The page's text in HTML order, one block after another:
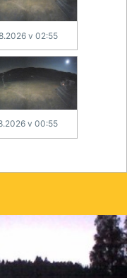
v 02:55
v 00:55